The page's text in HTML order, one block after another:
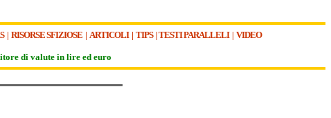
| RISORSE SFIZIOSE | ARTICOLI| TIPS|TESTI PARALLELI| VIDEO
di valute in lire ed euro